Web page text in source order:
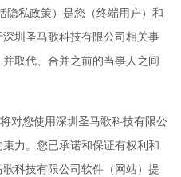
隐私政策）是您（终端用户）和
圳圣马歌科技有限公司相关事
取代、合并之前的当事人之间
对您使用深圳圣马歌科技有限公
力。您已承诺和保证有权利和
科技有限公司软件（网站）提